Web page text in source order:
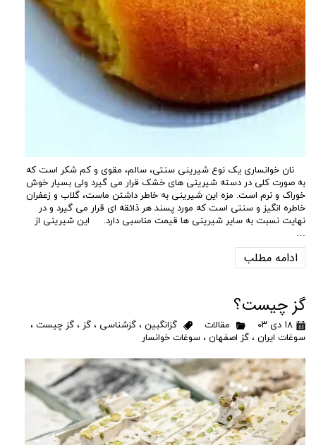
نان خوانساری یک نوع شیرینی سنتی، سالم، مقوی و کم شکر است که
به صورت کلی در دسته شیرینی های خشک قرار می گیرد ولی بسیار خوش
خوراک و نرم است. مزه این شیرینی به خاطر داشتن ماست، گلاب و زعفران
خاطره انگیز و سنتی است که مورد پسند هر ذائقه ای قرار می گیرد و در
نهایت نسبت به سایر شیرینی ها قیمت مناسبی دارد. این شیرینی از
…
ادامه مطلب
گز چیست؟
۱۸ دی ۰۳ مقالات گزانگبین ، گزشناسی ، گز ، گز چیست ،
سوغات ایران ، گز اصفهان ، سوغات خوانسار